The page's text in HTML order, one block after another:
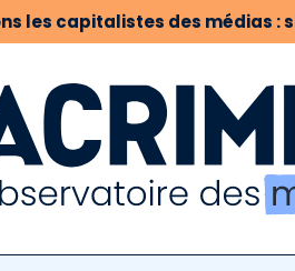
les capitalistes des médias :